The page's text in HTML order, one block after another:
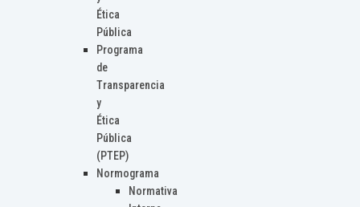
Ética
Pública
Programa
de
Transparencia
y
Ética
Pública
(PTEP)
Normograma
Normativa